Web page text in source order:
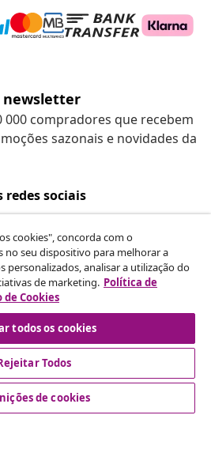
newsletter
000 compradores que recebem
sazonais e novidades da
redes sociais
da sua encomenda.
o contrato
cookies", concorda com o
no seu dispositivo para melhorar a
personalizados, analisar a utilização do
de marketing. Política de
de Cookies
todos os cookies
Todos
de cookies